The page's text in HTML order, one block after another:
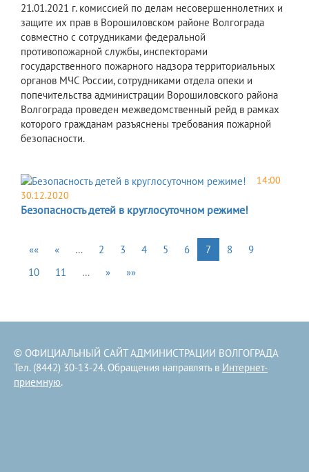
21.01.2021 г. комиссией по делам несовершеннолетних и
защите их прав в Ворошиловском районе Волгограда
совместно с сотрудниками федеральной
противопожарной службы, инспекторами
государственного пожарного надзора территориальных
органов МЧС России, сотрудниками отдела опеки и
попечительства администрации Ворошиловского района
Волгограда проведен межведомственный рейд в рамках
которого гражданам разъяснены требования пожарной
безопасности.
14:00
30.12.2020
Безопасность детей в круглосуточном режиме!
«« « … 2 3 4 5 6 7 8
9
10
11 … » »»
© ОФИЦИАЛЬНЫЙ САЙТ АДМИНИСТРАЦИИ ВОЛГОГРАДА
Тел. (8442) 30-13-24. Обращения направлять в Интернет-
приемную.